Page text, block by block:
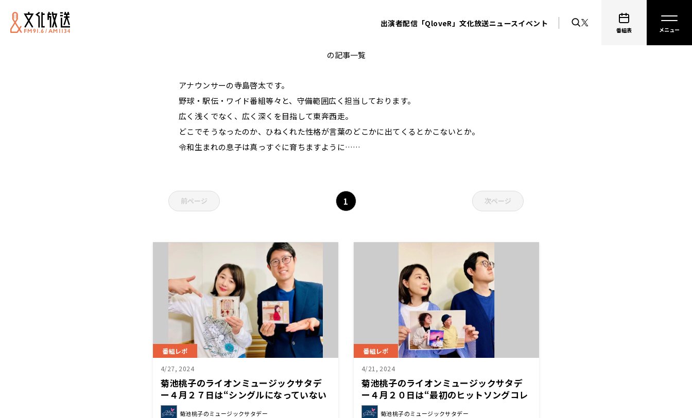
出演者配信「QloveR」文化放送ニュースイベント
番組表
の記事一覧
アナウンサーの寺島啓太です。
野球・駅伝・ワイド番組等々と、守備範囲広く担当しております。
広く浅くでなく、広く深くを目指して東奔西走。
どこでそうなったのか、ひねくれた性格が言葉のどこかに出てくるとかこないとか。
令和生まれの息子は真っすぐに育ちますように……
前ページ 1 次ページ
番組レポ
4/27, 2024
菊池桃子のライオンミュージックサタデ
ー４月２７日は“シングルになっていない
名曲コレクション”をお送りしました！
菊池桃子のミュージックサタデー
番組レポ
4/21, 2024
菊池桃子のライオンミュージックサタデ
ー４月２０日は“最初のヒットソングコレ
クション”をお送りしました！
菊池桃子のミュージックサタデー